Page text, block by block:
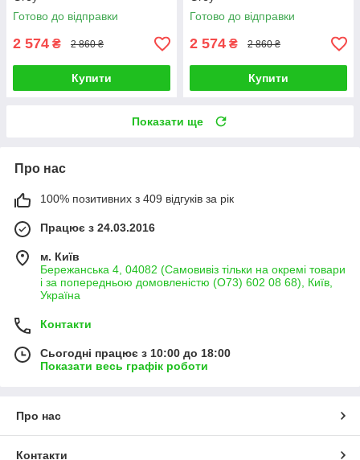
Готово до відправки
2 574 ₴ 2 860 ₴
Купити
Готово до відправки
2 574 ₴ 2 860 ₴
Купити
Показати ще
Про нас
100% позитивних з 409 відгуків за рік
Працює з 24.03.2016
м. Київ
Бережанська 4, 04082 (Самовивіз тільки на окремі товари
і за попередньою домовленістю (О73) 602 08 68), Київ,
Україна
Контакти
Сьогодні працює з 10:00 до 18:00
Показати весь графік роботи
Про нас
Контакти